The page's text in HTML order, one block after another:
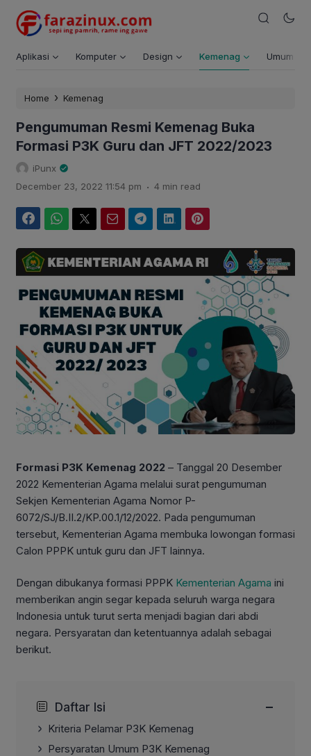
Aplikasi Komputer Design Kemenag Umum
Home › Kemenag
Pengumuman Resmi Kemenag Buka
Formasi P3K Guru dan JFT 2022/2023
iPunx
December 23, 2022 11:54 pm . 4 min read
Formasi P3K Kemenag 2022 – Tanggal 20 Desember
2022 Kementerian Agama melalui surat pengumuman
Sekjen Kementerian Agama Nomor P-
6072/SJ/B.II.2/KP.00.1/12/2022. Pada pengumuman
tersebut, Kementerian Agama membuka lowongan formasi
Calon PPPK untuk guru dan JFT lainnya.
Dengan dibukanya formasi PPPK Kementerian Agama ini
memberikan angin segar kepada seluruh warga negara
Indonesia untuk turut serta menjadi bagian dari abdi
negara. Persyaratan dan ketentuannya adalah sebagai
berikut.
Daftar Isi −
Kriteria Pelamar P3K Kemenag
Persyaratan Umum P3K Kemenag